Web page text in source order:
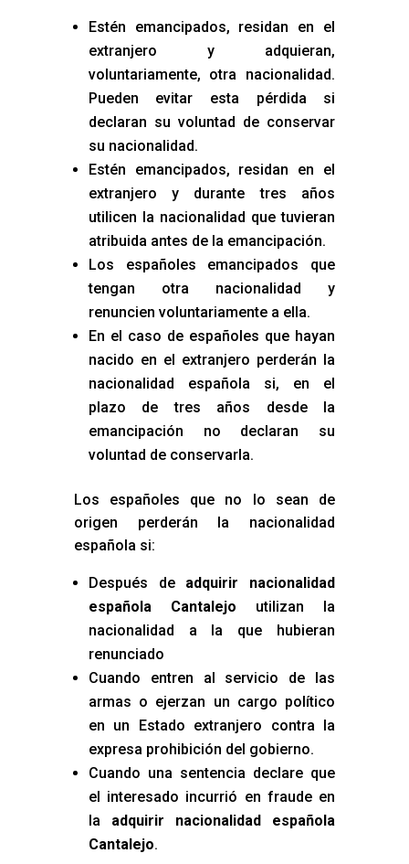
Estén emancipados, residan en el
extranjero y adquieran,
voluntariamente, otra nacionalidad.
Pueden evitar esta pérdida si
declaran su voluntad de conservar
su nacionalidad.
Estén emancipados, residan en el
extranjero y durante tres años
utilicen la nacionalidad que tuvieran
atribuida antes de la emancipación.
Los españoles emancipados que
tengan otra nacionalidad y
renuncien voluntariamente a ella.
En el caso de españoles que hayan
nacido en el extranjero perderán la
nacionalidad española si, en el
plazo de tres años desde la
emancipación no declaran su
voluntad de conservarla.
Los españoles que no lo sean de
origen perderán la nacionalidad
española si:
Después de adquirir nacionalidad
española Cantalejo utilizan la
nacionalidad a la que hubieran
renunciado
Cuando entren al servicio de las
armas o ejerzan un cargo político
en un Estado extranjero contra la
expresa prohibición del gobierno.
Cuando una sentencia declare que
el interesado incurrió en fraude en
la adquirir nacionalidad española
Cantalejo.